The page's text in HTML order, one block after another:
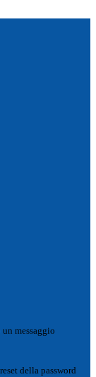
messaggio
della password